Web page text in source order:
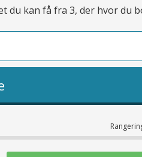
været stabil uden de store
når de gør, er de flink
du kan få fra 3, der hvor du